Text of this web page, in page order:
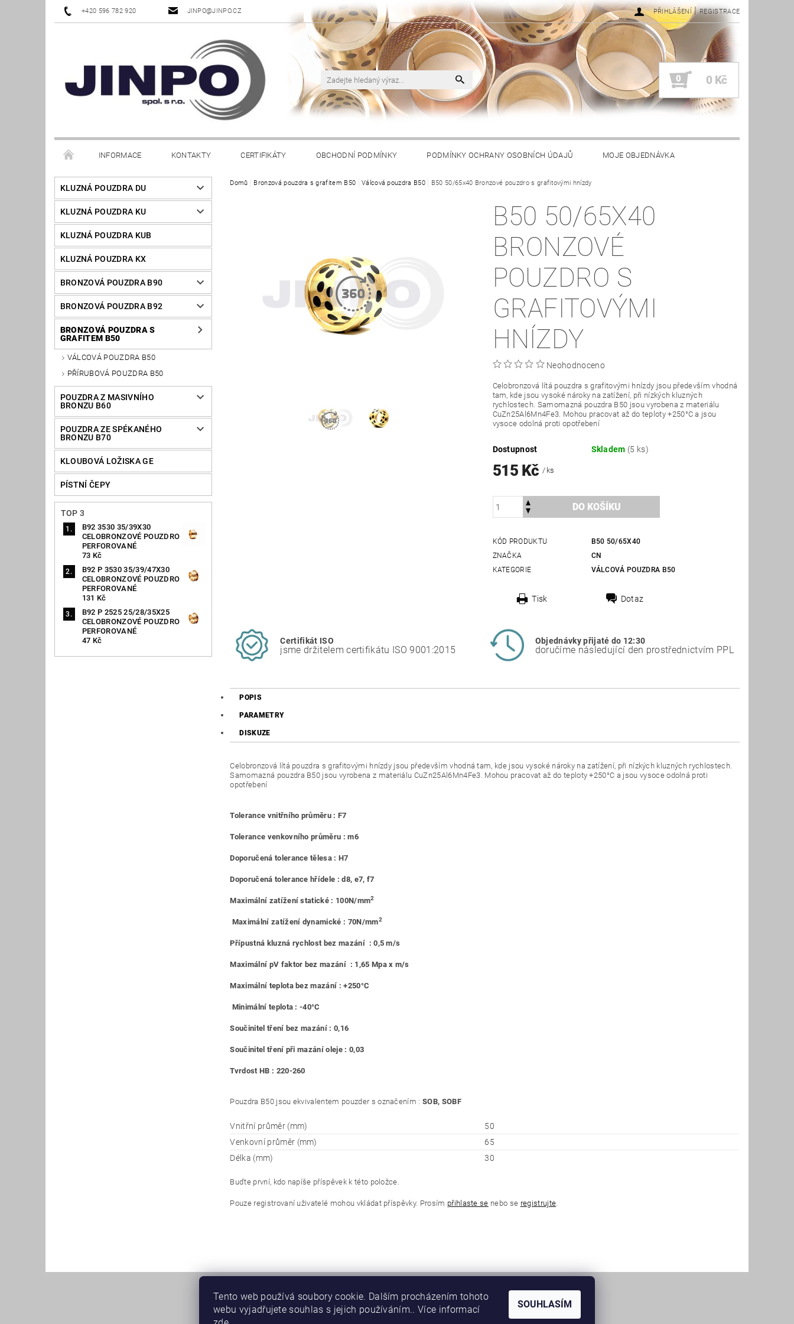
+420 596 782 920 JINPO@JINPO.CZ PŘIHLÁŠENÍ | REGISTRACE
0 0 Kč
INFORMACE KONTAKTY CERTIFIKÁTY OBCHODNÍ PODMÍNKY PODMÍNKY OCHRANY OSOBNÍCH ÚDAJŮ MOJE OBJEDNÁVKA
KLUZNÁ POUZDRA DU
KLUZNÁ POUZDRA KU
KLUZNÁ POUZDRA KUB
KLUZNÁ POUZDRA KX
BRONZOVÁ POUZDRA B90
BRONZOVÁ POUZDRA B92
BRONZOVÁ POUZDRA S
GRAFITEM B50
VÁLCOVÁ POUZDRA B50
PŘÍRUBOVÁ POUZDRA B50
POUZDRA Z MASIVNÍHO
BRONZU B60
POUZDRA ZE SPÉKANÉHO
BRONZU B70
KLOUBOVÁ LOŽISKA GE
PÍSTNÍ ČEPY
TOP 3
B92 3530 35/39X30
CELOBRONZOVÉ POUZDRO
PERFOROVANÉ
73 Kč
B92 P 3530 35/39/47X30
CELOBRONZOVÉ POUZDRO
PERFOROVANÉ
131 Kč
B92 P 2525 25/28/35X25
CELOBRONZOVÉ POUZDRO
PERFOROVANÉ
47 Kč
Domů Bronzová pouzdra s grafitem B50 Válcová pouzdra B50 B50 50/65x40 Bronzové pouzdro s grafitovými hnízdy
B50 50/65X40
BRONZOVÉ
POUZDRO S
GRAFITOVÝMI
HNÍZDY
Neohodnoceno
Celobronzová lítá pouzdra s grafitovými hnízdy jsou především vhodná
tam, kde jsou vysoké nároky na zatížení, při nízkých kluzných
rychlostech. Samomazná pouzdra B50 jsou vyrobena z materiálu
CuZn25Al6Mn4Fe3. Mohou pracovat až do teploty +250°C a jsou
vysoce odolná proti opotřebení
Dostupnost Skladem (5 ks)
515 Kč/ ks
KÓD PRODUKTU
B50 50/65X40
ZNAČKA
CN
KATEGORIE
VÁLCOVÁ POUZDRA B50
Tisk Dotaz
Certifikát ISO
jsme držitelem certifikátu ISO 9001:2015
Objednávky přijaté do 12:30
doručíme následující den prostřednictvím PPL
POPIS
PARAMETRY
DISKUZE
Celobronzová lítá pouzdra s grafitovými hnízdy jsou především vhodná tam, kde jsou vysoké nároky na zatížení, při nízkých kluzných rychlostech.
Samomazná pouzdra B50 jsou vyrobena z materiálu CuZn25Al6Mn4Fe3. Mohou pracovat až do teploty +250°C a jsou vysoce odolná proti
opotřebení
Tolerance vnitřního průměru : F7
Tolerance venkovního průměru : m6
Doporučená tolerance tělesa : H7
Doporučená tolerance hřídele : d8, e7, f7
Maximální zatížení statické : 100N/mm2
Maximální zatížení dynamické : 70N/mm2
Přípustná kluzná rychlost bez mazání : 0,5 m/s
Maximální pV faktor bez mazání : 1,65 Mpa x m/s
Maximální teplota bez mazání : +250°C
Minimální teplota : -40°C
Součinitel tření bez mazání : 0,16
Součinitel tření při mazání oleje : 0,03
Tvrdost HB : 220-260
Pouzdra B50 jsou ekvivalentem pouzder s označením :SOB, SOBF
Vnitřní průměr (mm)
50
Venkovní průměr (mm)
65
Délka (mm)
30
Buďte první, kdo napíše příspěvek k této položce.
Pouze registrovaní uživatelé mohou vkládat příspěvky. Prosím přihlaste se nebo se registrujte.
Tento web používá soubory cookie. Dalším procházením tohoto
webu vyjadřujete souhlas s jejich používáním.. Více informací
SOUHLASÍM